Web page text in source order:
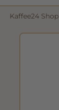
Kaffee24 Shop